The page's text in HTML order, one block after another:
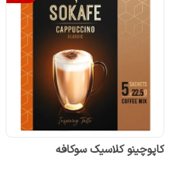
کاپوچینو کلاسیک سوکافه